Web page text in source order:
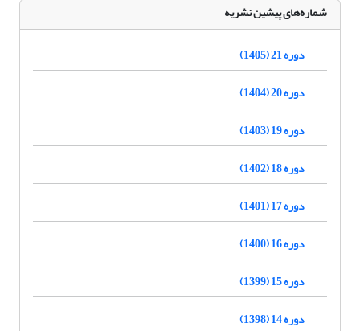
شماره‌های پیشین نشریه
دوره 21 (1405)
دوره 20 (1404)
دوره 19 (1403)
دوره 18 (1402)
دوره 17 (1401)
دوره 16 (1400)
دوره 15 (1399)
دوره 14 (1398)